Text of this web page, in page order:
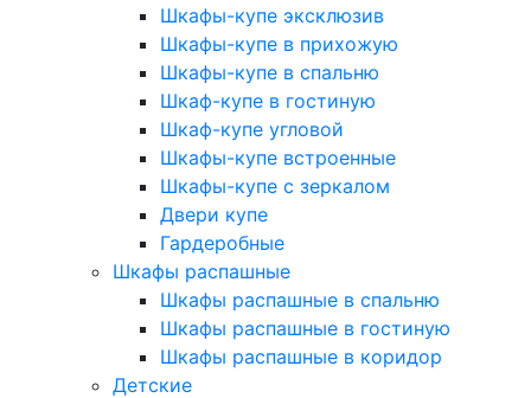
Шкафы-купе эксклюзив
Шкафы-купе в прихожую
Шкафы-купе в спальню
Шкаф-купе в гостиную
Шкаф-купе угловой
Шкафы-купе встроенные
Шкафы-купе с зеркалом
Двери купе
Гардеробные
Шкафы распашные
Шкафы распашные в спальню
Шкафы распашные в гостиную
Шкафы распашные в коридор
Детские